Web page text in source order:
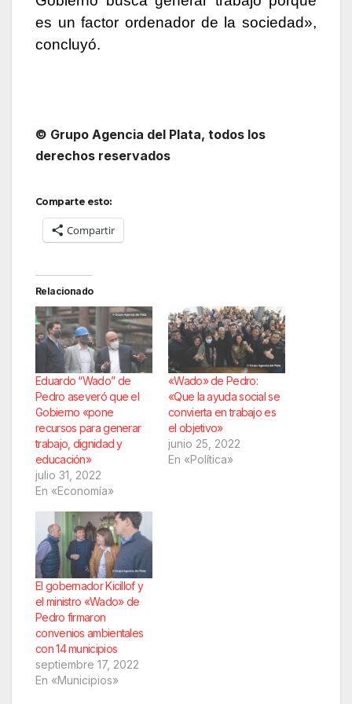
es un factor ordenador de la sociedad»,
concluyó.
© Grupo Agencia del Plata, todos los
derechos reservados
Comparte esto:
Compartir
Relacionado
Eduardo “Wado” de
Pedro aseveró que el
Gobierno «pone
recursos para generar
trabajo, dignidad y
educación»
julio 31, 2022
En «Economía»
«Wado» de Pedro:
«Que la ayuda social se
convierta en trabajo es
el objetivo»
junio 25, 2022
En «Política»
El gobernador Kicillof y
el ministro «Wado» de
Pedro firmaron
convenios ambientales
con 14 municipios
septiembre 17, 2022
En «Municipios»